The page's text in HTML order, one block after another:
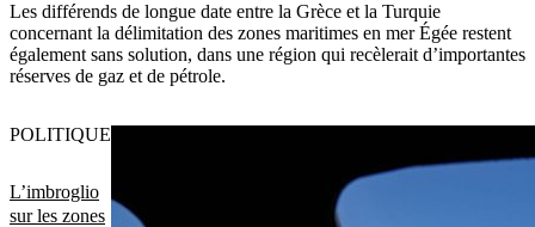
Les différends de longue date entre la Grèce et la Turquie
concernant la délimitation des zones maritimes en mer Égée restent
également sans solution, dans une région qui recèlerait d’importantes
réserves de gaz et de pétrole.
L’imbroglio
sur les zones
POLITIQUE